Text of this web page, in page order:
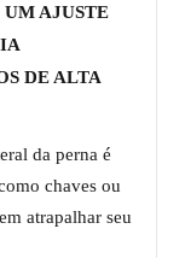
AJUSTE
DE ALTA
da perna é
chaves ou
atrapalhar seu